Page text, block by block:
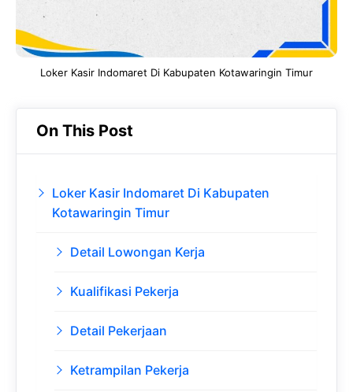
Loker Kasir Indomaret Di Kabupaten Kotawaringin Timur
On This Post
Loker Kasir Indomaret Di Kabupaten
Kotawaringin Timur
Detail Lowongan Kerja
Kualifikasi Pekerja
Detail Pekerjaan
Ketrampilan Pekerja